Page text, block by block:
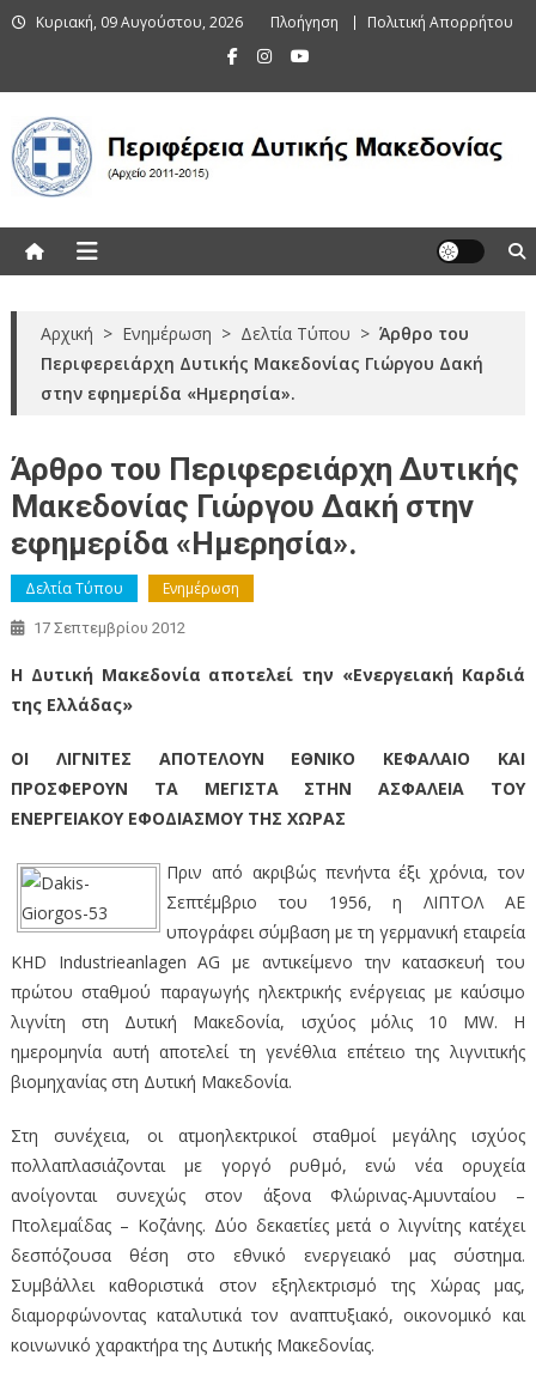
Skip Κυριακή, 09 Αυγούστου, 2026 Πλοήγηση Πολιτική Απορρήτου
Αρχική > Ενημέρωση > Δελτία Τύπου > Άρθρο του
Περιφερειάρχη Δυτικής Μακεδονίας Γιώργου Δακή
στην εφημερίδα «Ημερησία».
Άρθρο του Περιφερειάρχη Δυτικής
Μακεδονίας Γιώργου Δακή στην
εφημερίδα «Ημερησία».
Δελτία Τύπου Ενημέρωση
17 Σεπτεμβρίου 2012
Η Δυτική Μακεδονία αποτελεί την «Ενεργειακή Καρδιά
της Ελλάδας»
ΟΙ ΛΙΓΝΙΤΕΣ ΑΠΟΤΕΛΟΥΝ ΕΘΝΙΚΟ ΚΕΦΑΛΑΙΟ ΚΑΙ
ΠΡΟΣΦΕΡΟΥΝ ΤΑ ΜΕΓΙΣΤΑ ΣΤΗΝ ΑΣΦΑΛΕΙΑ ΤΟΥ
ΕΝΕΡΓΕΙΑΚΟΥ ΕΦΟΔΙΑΣΜΟΥ ΤΗΣ ΧΩΡΑΣ
Πριν από ακριβώς πενήντα έξι χρόνια, τον
Σεπτέμβριο του 1956, η ΛΙΠΤΟΛ ΑΕ
υπογράφει σύμβαση με τη γερμανική εταιρεία
KHD Industrieanlagen AG με αντικείμενο την κατασκευή του
πρώτου σταθμού παραγωγής ηλεκτρικής ενέργειας με καύσιμο
λιγνίτη στη Δυτική Μακεδονία, ισχύος μόλις 10 MW. Η
ημερομηνία αυτή αποτελεί τη γενέθλια επέτειο της λιγνιτικής
βιομηχανίας στη Δυτική Μακεδονία.
Στη συνέχεια, οι ατμοηλεκτρικοί σταθμοί μεγάλης ισχύος
πολλαπλασιάζονται με γοργό ρυθμό, ενώ νέα ορυχεία
ανοίγονται συνεχώς στον άξονα Φλώρινας-Αμυνταίου –
Πτολεμαΐδας – Κοζάνης. Δύο δεκαετίες μετά ο λιγνίτης κατέχει
δεσπόζουσα θέση στο εθνικό ενεργειακό μας σύστημα.
Συμβάλλει καθοριστικά στον εξηλεκτρισμό της Χώρας μας,
διαμορφώνοντας καταλυτικά τον αναπτυξιακό, οικονομικό και
κοινωνικό χαρακτήρα της Δυτικής Μακεδονίας.